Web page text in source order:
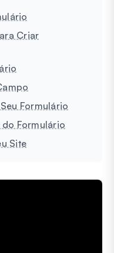
Criar
Formulário
Formulário
Site